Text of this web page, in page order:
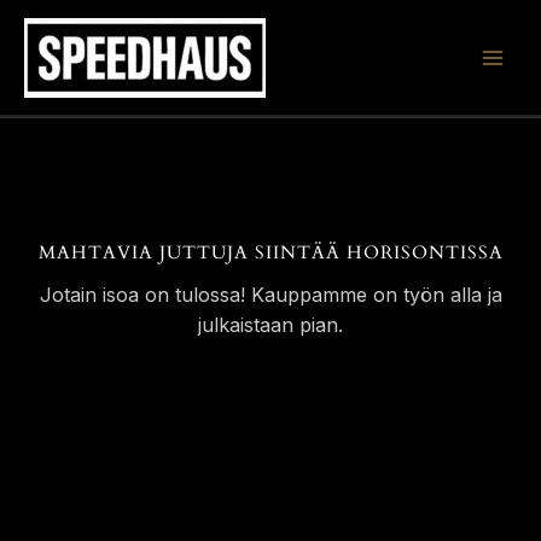
Siirry
sisältöön
MAHTAVIA JUTTUJA SIINTÄÄ HORISONTISSA
Jotain isoa on tulossa! Kauppamme on työn alla ja
julkaistaan pian.